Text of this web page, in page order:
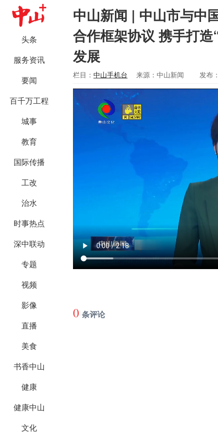
头条
服务资讯
要闻
百千万工程
城事
教育
国际传播
工改
治水
时事热点
深中联动
专题
视频
影像
直播
美食
书香中山
健康
健康中山
文化
中山新闻 | 中山市与中
合作框架协议 携手打
发展
栏目： 中山手机台 来源：中山新闻 发布
0 条评论